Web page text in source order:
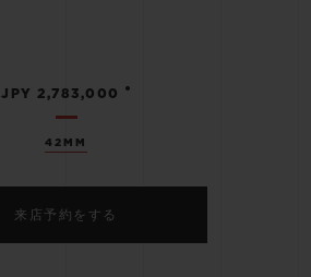
42MM
JPY 2,783,000 •
来店予約をする